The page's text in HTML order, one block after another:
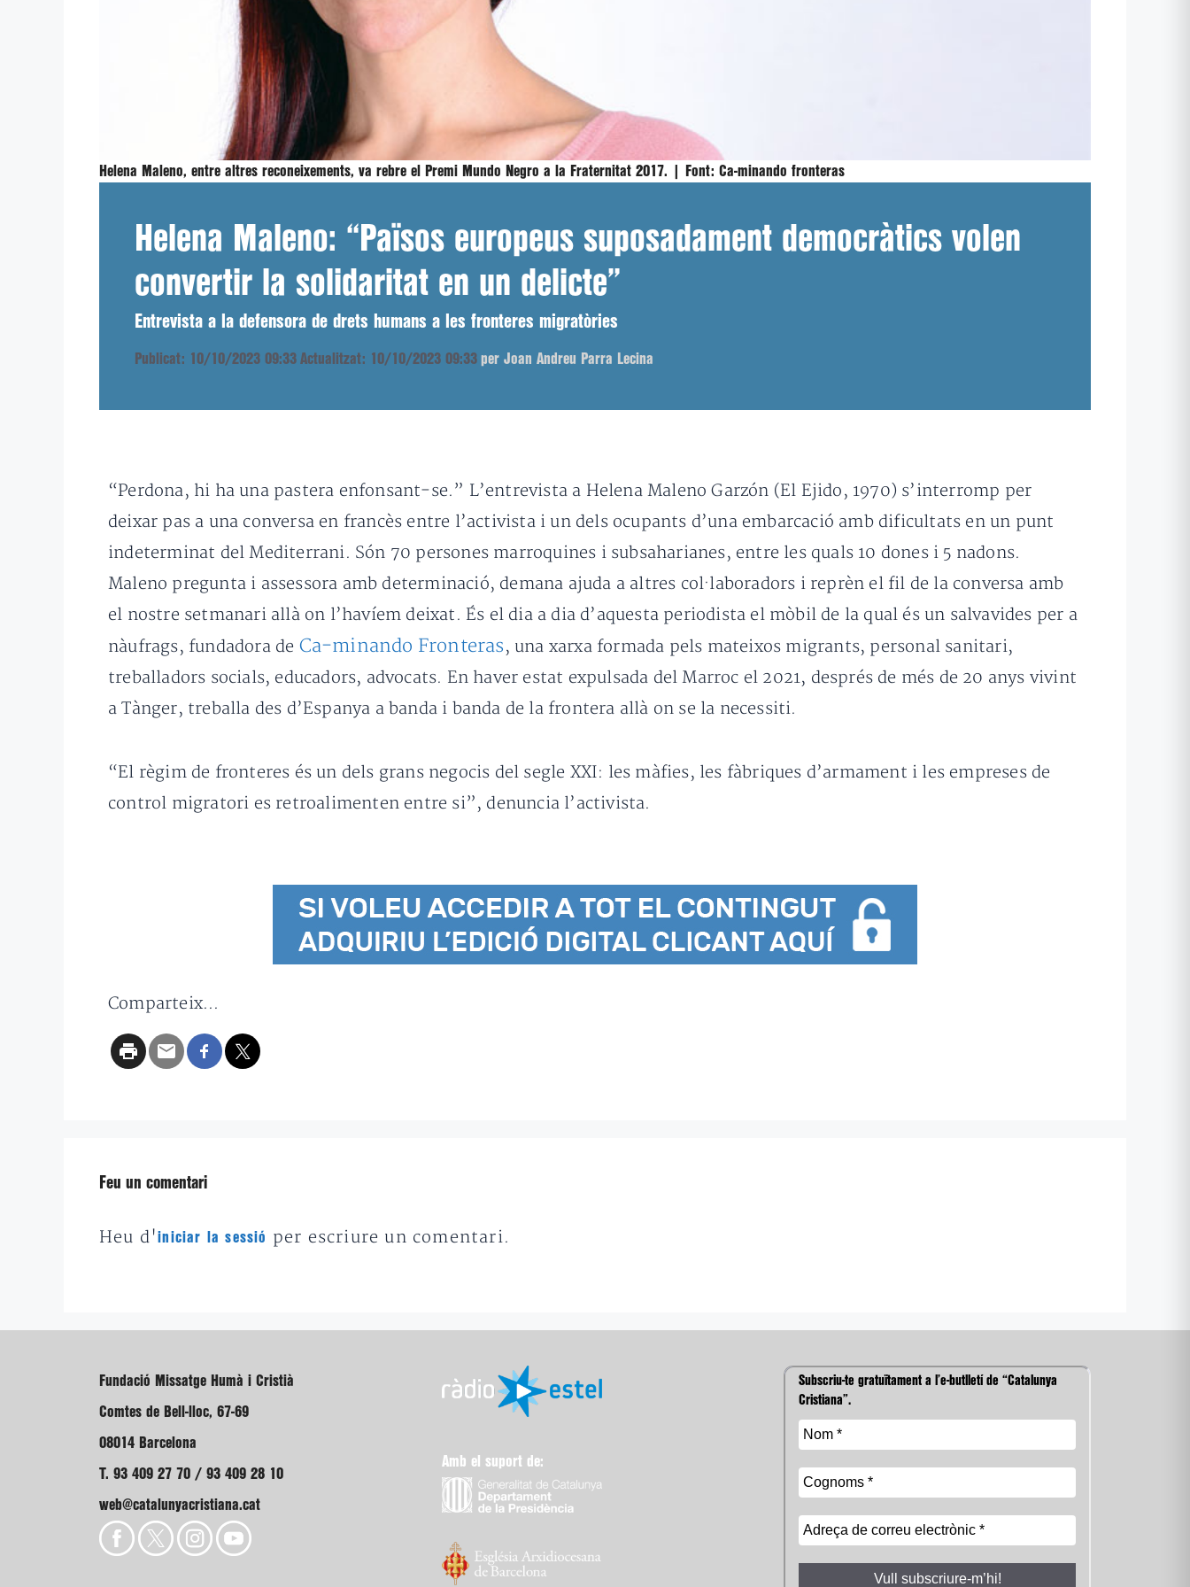
Helena Maleno, entre altres reconeixements, va rebre el Premi Mundo Negro a la Fraternitat 2017. | Font: Ca-minando fronteras
Helena Maleno: “Països europeus suposadament democràtics volen
convertir la solidaritat en un delicte”
Entrevista a la defensora de drets humans a les fronteres migratòries
Publicat: 10/10/2023 09:33 Actualitzat: 10/10/2023 09:33 per Joan Andreu Parra Lecina
“Perdona, hi ha una pastera enfonsant-se.” L’entrevista a Helena Maleno Garzón (El Ejido, 1970) s’interromp per
deixar pas a una conversa en francès entre l’activista i un dels ocupants d’una embarcació amb dificultats en un punt
indeterminat del Mediterrani. Són 70 persones marroquines i subsaharianes, entre les quals 10 dones i 5 nadons.
Maleno pregunta i assessora amb determinació, demana ajuda a altres col·laboradors i reprèn el fil de la conversa amb
el nostre setmanari allà on l’havíem deixat. És el dia a dia d’aquesta periodista el mòbil de la qual és un salvavides per a
nàufrags, fundadora de Ca-minando Fronteras, una xarxa formada pels mateixos migrants, personal sanitari,
treballadors socials, educadors, advocats. En haver estat expulsada del Marroc el 2021, després de més de 20 anys vivint
a Tànger, treballa des d’Espanya a banda i banda de la frontera allà on se la necessiti.
“El règim de fronteres és un dels grans negocis del segle XXI: les màfies, les fàbriques d’armament i les empreses de
control migratori es retroalimenten entre si”, denuncia l’activista.
Comparteix...
Feu un comentari
Heu d'iniciar la sessió per escriure un comentari.
Fundació Missatge Humà i Cristià
Comtes de Bell-lloc, 67-69
08014 Barcelona
T. 93 409 27 70 / 93 409 28 10
web@catalunyacristiana.cat
Amb el suport de:
Subscriu-te gratuïtament a l’e-butlletí de “Catalunya
Cristiana”.